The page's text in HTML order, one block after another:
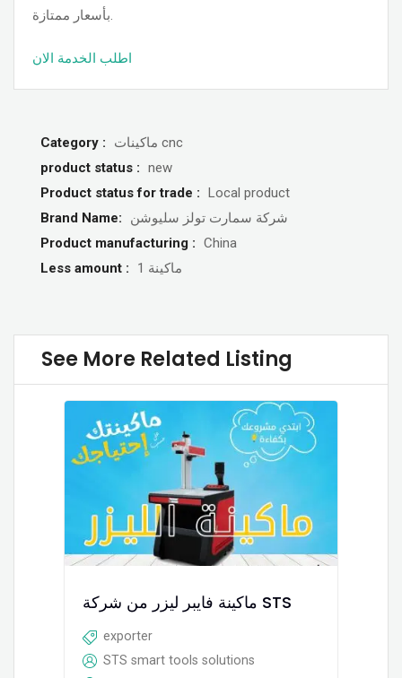
بأسعار ممتازة.
اطلب الخدمة الان
Category :
ماكينات cnc
product status : new
Product status for trade :
Local product
Brand Name:
شركة سمارت تولز سليوشن
Product manufacturing : China
Less amount :
1 ماكينة
See More Related Listing
ماكينة فايبر ليزر من شركة STS
exporter
STS smart tools solutions